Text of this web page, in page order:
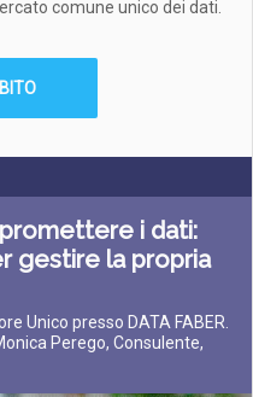
comune unico dei dati.
i dati:
gestire la propria
Unico presso DATA FABER.
Perego, Consulente,